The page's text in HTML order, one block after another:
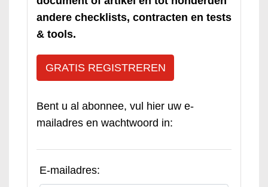
andere checklists, contracten en tests
& tools.
GRATIS REGISTREREN
Bent u al abonnee, vul hier uw e-
mailadres en wachtwoord in:
E-mailadres: